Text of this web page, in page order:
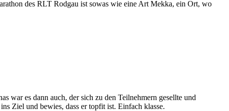
des RLT Rodgau ist sowas wie eine Art Mekka, ein Ort, wo
war es dann auch, der sich zu den Teilnehmern gesellte und
Ziel und bewies, dass er topfit ist. Einfach klasse.